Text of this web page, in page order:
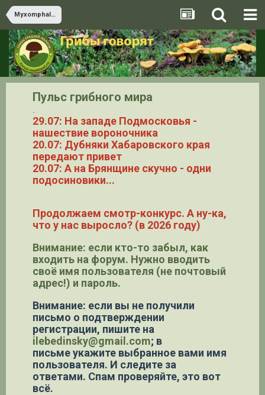
Myxomphalia
Пульс грибного мира
.
29.07: На западе Подмосковья -
нашествие вороночника
20.07: Дубняки Хабаровского края
передают привет
20.07: А на Брянщине скучно - одни
подосиновики...
Продолжаем смотр-конкурс. А ну-ка,
что у нас выросло? (в 2026 году)
Внимание: если кто-то забыл, как
входить на форум. Нужно вводить
своё имя пользователя (не почтовый
адрес!) и пароль.
Внимание: если вы не получили
письмо о подтверждении
регистрации, пишите на
ilebedinsky@gmail.com; в
письме укажите выбранное вами имя
пользователя. И следите за
ответами. Спам проверяйте, это вот
всё.